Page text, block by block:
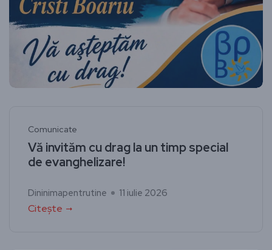
Comunicate
Vă invităm cu drag la un timp special
de evanghelizare!
Dininimapentrutine 11 iulie 2026
Citește